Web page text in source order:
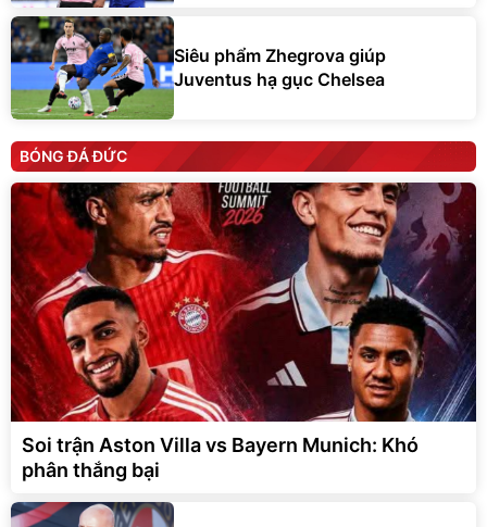
Siêu phẩm Zhegrova giúp
Juventus hạ gục Chelsea
BÓNG ĐÁ ĐỨC
Soi trận Aston Villa vs Bayern Munich: Khó
phân thắng bại